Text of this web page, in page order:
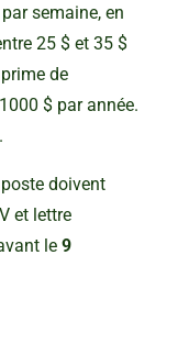
semaine, en
25 $ et 35 $
de
$ par année.
doivent
et lettre
le 9